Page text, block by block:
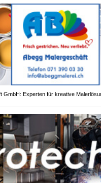
GmbH: Experten für kreative